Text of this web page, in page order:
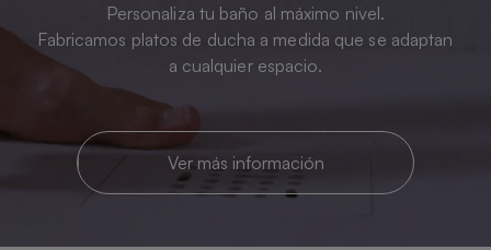
Personaliza tu baño al máximo nivel.
Fabricamos platos de ducha a medida que se adaptan
a cualquier espacio.
Ver más información